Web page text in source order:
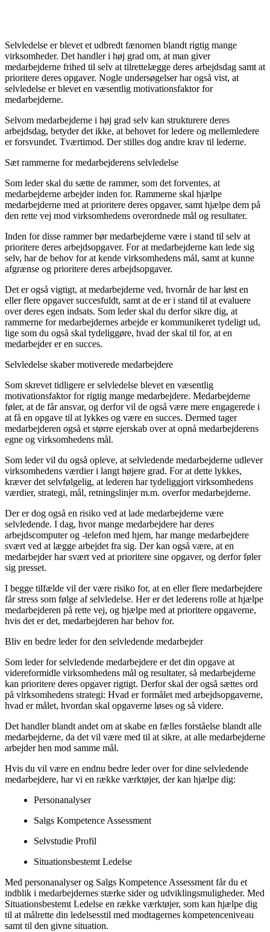
Selvledelse er blevet et udbredt fænomen blandt rigtig mange
virksomheder. Det handler i høj grad om, at man giver
medarbejderne frihed til selv at tilrettelægge deres arbejdsdag samt at
prioritere deres opgaver. Nogle undersøgelser har også vist, at
selvledelse er blevet en væsentlig motivationsfaktor for
medarbejderne.
Selvom medarbejderne i høj grad selv kan strukturere deres
arbejdsdag, betyder det ikke, at behovet for ledere og mellemledere
er forsvundet. Tværtimod. Der stilles dog andre krav til lederne.
Sæt rammerne for medarbejderens selvledelse
Som leder skal du sætte de rammer, som det forventes, at
medarbejderne arbejder inden for. Rammerne skal hjælpe
medarbejderne med at prioritere deres opgaver, samt hjælpe dem på
den rette vej mod virksomhedens overordnede mål og resultater.
Inden for disse rammer bør medarbejderne være i stand til selv at
prioritere deres arbejdsopgaver. For at medarbejderne kan lede sig
selv, har de behov for at kende virksomhedens mål, samt at kunne
afgrænse og prioritere deres arbejdsopgaver.
Det er også vigtigt, at medarbejderne ved, hvornår de har løst en
eller flere opgaver succesfuldt, samt at de er i stand til at evaluere
over deres egen indsats. Som leder skal du derfor sikre dig, at
rammerne for medarbejdernes arbejde er kommunikeret tydeligt ud,
lige som du også skal tydeliggøre, hvad der skal til for, at en
medarbejder er en succes.
Selvledelse skaber motiverede medarbejdere
Som skrevet tidligere er selvledelse blevet en væsentlig
motivationsfaktor for rigtig mange medarbejdere. Medarbejderne
føler, at de får ansvar, og derfor vil de også være mere engagerede i
at få en opgave til at lykkes og være en succes. Dermed tager
medarbejderen også et større ejerskab over at opnå medarbejderens
egne og virksomhedens mål.
Som leder vil du også opleve, at selvledende medarbejderne udlever
virksomhedens værdier i langt højere grad. For at dette lykkes,
kræver det selvfølgelig, at lederen har tydeliggjort virksomhedens
værdier, strategi, mål, retningslinjer m.m. overfor medarbejderne.
Der er dog også en risiko ved at lade medarbejderne være
selvledende. I dag, hvor mange medarbejdere har deres
arbejdscomputer og -telefon med hjem, har mange medarbejdere
svært ved at lægge arbejdet fra sig. Der kan også være, at en
medarbejder har svært ved at prioritere sine opgaver, og derfor føler
sig presset.
I begge tilfælde vil der være risiko for, at en eller flere medarbejdere
får stress som følge af selvledelse. Her er det lederens rolle at hjælpe
medarbejderen på rette vej, og hjælpe med at prioritere opgaverne,
hvis det er det, medarbejderen har behov for.
Bliv en bedre leder for den selvledende medarbejder
Som leder for selvledende medarbejdere er det din opgave at
videreformidle virksomhedens mål og resultater, så medarbejderne
kan prioritere deres opgaver rigtigt. Derfor skal der også sættes ord
på virksomhedens strategi: Hvad er formålet med arbejdsopgaverne,
hvad er målet, hvordan skal opgaverne løses og så videre.
Det handler blandt andet om at skabe en fælles forståelse blandt alle
medarbejderne, da det vil være med til at sikre, at alle medarbejderne
arbejder hen mod samme mål.
Hvis du vil være en endnu bedre leder over for dine selvledende
medarbejdere, har vi en række værktøjer, der kan hjælpe dig:
Personanalyser
Salgs Kompetence Assessment
Selvstudie Profil
Situationsbestemt Ledelse
Med personanalyser og Salgs Kompetence Assessment får du et
indblik i medarbejdernes stærke sider og udviklingsmuligheder. Med
Situationsbestemt Ledelse en række værktøjer, som kan hjælpe dig
til at målrette din ledelsesstil med modtagernes kompetenceniveau
samt til den givne situation.